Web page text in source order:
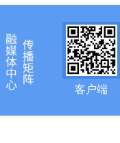
客户端